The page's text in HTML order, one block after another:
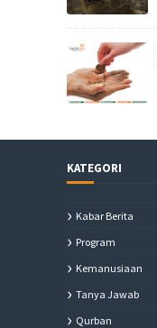
KATEGORI
Kabar Berita
Program
Kemanusiaan
Tanya Jawab
Qurban